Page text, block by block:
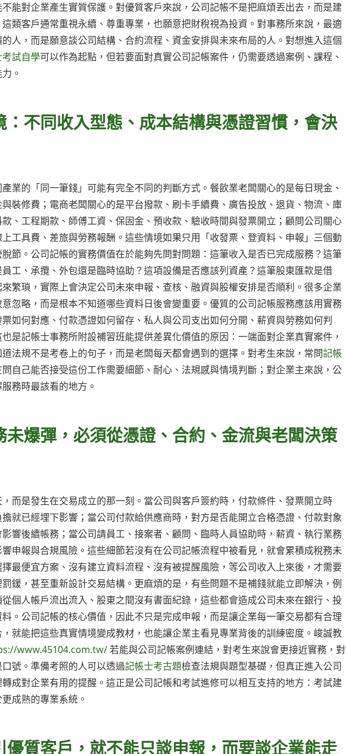
能對企業產生實質保護。對優質客戶來說，公司記帳不是把麻煩丟出去，而是建
類客戶通常重視永續、尊重專業，也願意把財稅視為投資。對事務所來說，最適
人，而是願意談公司結構、合約流程、資金安排與未來布局的人。對想進入這個
試自學可以作為起點，但若要面對真實公司記帳案件，仍需要透過案例、課程、
。
不同收入型態、成本結構與憑證習慣，會決
業的「同一筆錢」可能有完全不同的判斷方式。餐飲業老闆關心的是每日現金、
裝修費；電商老闆關心的是平台撥款、刷卡手續費、廣告投放、退貨、物流、庫
、工程期款、師傅工資、保固金、預收款、驗收時間與發票開立；顧問公司關心
工具費、差旅與勞務報酬。這些情境如果只用「收發票、登資料、申報」三個動
節。公司記帳的實務價值在於能夠先問對問題：這筆收入是否已完成服務？這筆
工、承攬、外包還是臨時協助？這項設備是否應該列資產？這筆股東匯款是借
繁瑣，實際上會決定公司未來申報、查核、融資與股權安排是否順利。很多企業
忽略，而是根本不知道哪些資料日後會變重要。優質的公司記帳服務應該用實務
如何對應、付款憑證如何留存、私人與公司支出如何分開、薪資與勞務如何判
是記帳士事務所附設補習班能提供差異化價值的原因：一端面對企業真實案件，
法規不是考卷上的句子，而是老闆每天都會遇到的選擇。對考生來說，常問記帳
自己能否接受這份工作需要細節、耐心、法規感與情境判斷；對企業主來說，公
務時最該看的地方。
爆彈，必須從憑證、合約、金流與老闆決策
而是發生在交易成立的那一刻。當公司與客戶簽約時，付款條件、發票開立時
就已經埋下影響；當公司付款給供應商時，對方是否能開立合格憑證、付款對象
響後續帳務；當公司請員工、接案者、顧問、臨時人員協助時，薪資、執行業務
申報與合規風險。這些細節若沒有在公司記帳流程中被看見，就會累積成稅務未
最便宜方案、沒有建立資料流程、沒有被提醒風險，等公司收入上來後，才需要
鍰，甚至重新設計交易結構。更麻煩的是，有些問題不是補錢就能立即解決，例
個人帳戶流出流入、股東之間沒有書面紀錄，這些都會造成公司未來在銀行、投
。公司記帳的核心價值，因此不只是完成申報，而是讓企業每一筆交易都有合理
就能把這些真實情境變成教材，也能讓企業主看見專業背後的訓練密度。峻誠教
www.45104.com.tw/若能與公司記帳案例連結，對考生來說會更接近實務，對
號。準備考照的人可以透過記帳士考古題檢查法規與題型基礎，但真正進入公司
成對企業有用的提醒。這正是公司記帳和考試進修可以相互支持的地方：考試建
成熟的專業系統。
質客戶，就不能只談申報，而要談企業能走